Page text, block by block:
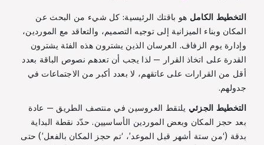
التخطيط الكامل هو باقتك الرئيسية: كل شيء من البحث عن
المكان وبناء الميزانية إلى توجيه التصميم، والتعاقد مع الموردين،
وإدارة يوم الزفاف. العرسان الذين يشترون هذه الفئة يشترون
القدرة على اتخاذ القرار — لذا يجب أن تعدهم نصوص الباقة بعدد
أقل من القرارات على عاتقهم، لا بعدد أكبر من الاجتماعات في
جدولهم.
التخطيط الجزئي يلتقط العروسين في منتصف الطريق — عادة
بعد حجز المكان وبعض الموردين الأساسيين. حدّد نقطة البداية
بدقة (‘من ستة أشهر قبل الموعد’، ‘تم حجز المكان بالفعل’) حتى